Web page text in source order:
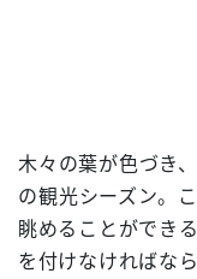
木々の葉が色づき
の観光シーズン。
眺めることができ
を付けなければな